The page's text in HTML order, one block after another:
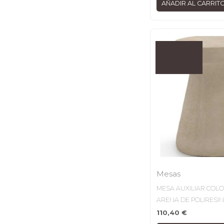
AÑADIR AL
Mesas
MESA AUXILIAR
ARENA DE
110,40 €